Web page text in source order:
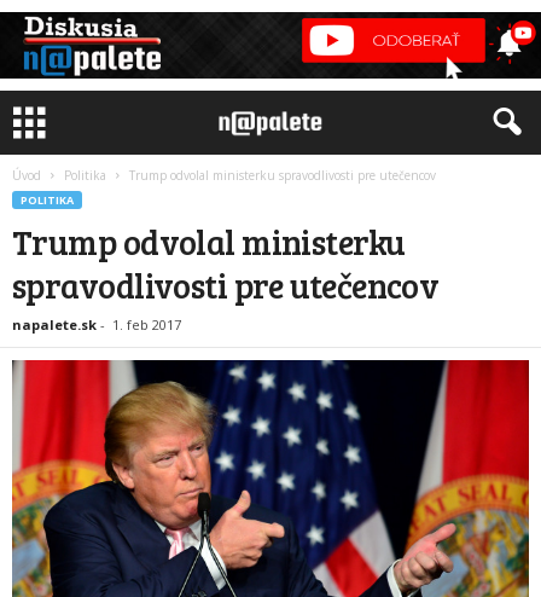
Úvod Politika Trump odvolal ministerku spravodlivosti pre utečencov
POLITIKA
Trump odvolal ministerku
spravodlivosti pre utečencov
napalete.sk - 1. feb 2017